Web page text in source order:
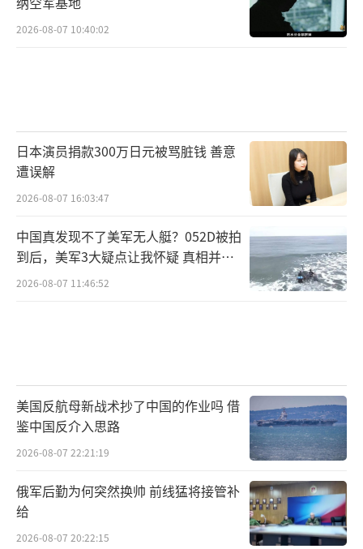
只“向南看”，也开始更多地“向东看”，寻
求改善与中国、印度等国家的关系。
及防务等方面的协议，以此实现“同盟体系中
的多元化”。加拿大长期奉行“中等强国”战
略，在与美国维持稳定盟国关系的基础上，也
寻求有别于美国主张和利益的外交政策。面对
特朗普政府当前对加拿大极其不友好的举动，
加拿大内部出现了反思的声音，认为效仿和跟
随美国的战略和政策并不正确。加拿大国内的
不过，加拿大国内在对华政策等问题上依
然存在明显的分歧。例如，加拿大在人工智
能、关键矿产等“敏感领域”限制中国投资，
保守党持续以“对华强硬”为政治筹码进行炒
作，安大略省省长道格·福特鼓吹要维持对中
国电动汽车的关税。尽管如此，随着加拿大对
美国有了更清醒的认识，加拿大民众的对华态
2026-08-07 10:40:02
日本演员捐款300万日元被骂脏钱 善意
遭误解
2026-08-07 16:03:47
中国真发现不了美军无人艇？052D被拍
到后，美军3大疑点让我怀疑 真相并非
如此
2026-08-07 11:46:52
美国反航母新战术抄了中国的作业吗 借
鉴中国反介入思路
2026-08-07 22:21:19
俄军后勤为何突然换帅 前线猛将接管补
给
2026-08-07 20:22:15